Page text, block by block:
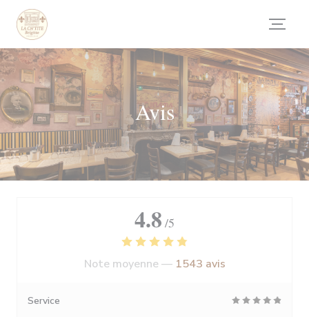
Personnalisation de vos choix en matière de cookies
Avis
4.8 /5
Note moyenne — 1543 avis
Service